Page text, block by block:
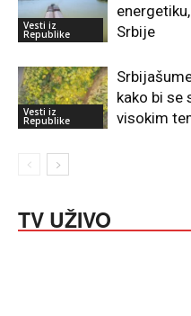
Vesti iz
Republike
Srbije
Vesti iz
Republike
kako bi se
visokim
TV UŽIVO